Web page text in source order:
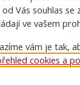
Vás souhlas se
ve vašem
vám je tak,
cookies a